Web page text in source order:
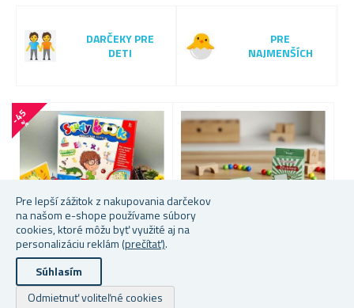
Pre lepší zážitok z nakupovania darčekov
na našom e-shope používame súbory
cookies, ktoré môžu byť využité aj na
personalizáciu reklám (prečítať).
Súhlasím
Odmietnuť voliteľné cookies
DARČEKY PRE
DETI
PRE
NAJMENŠÍCH
-
4
5
%
INTERAKTÍVNA KNIHA PRE
DETI - VÝUČBA PRE